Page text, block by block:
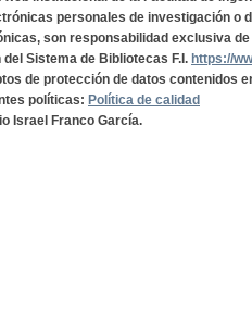
personales de investigación o
son responsabilidad exclusiva
Sistema de Bibliotecas F.I. https://
de protección de datos contenidos
políticas: Política de calidad
Israel Franco García.